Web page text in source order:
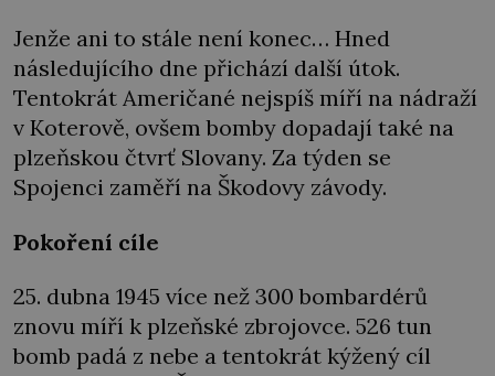
Jenže ani to stále není konec… Hned
následujícího dne přichází další útok.
Tentokrát Američané nejspíš míří na nádraží
v Koterově, ovšem bomby dopadají také na
plzeňskou čtvrť Slovany. Za týden se
Spojenci zaměří na Škodovy závody.
Pokoření cíle
25. dubna 1945 více než 300 bombardérů
znovu míří k plzeňské zbrojovce. 526 tun
bomb padá z nebe a tentokrát kýžený cíl